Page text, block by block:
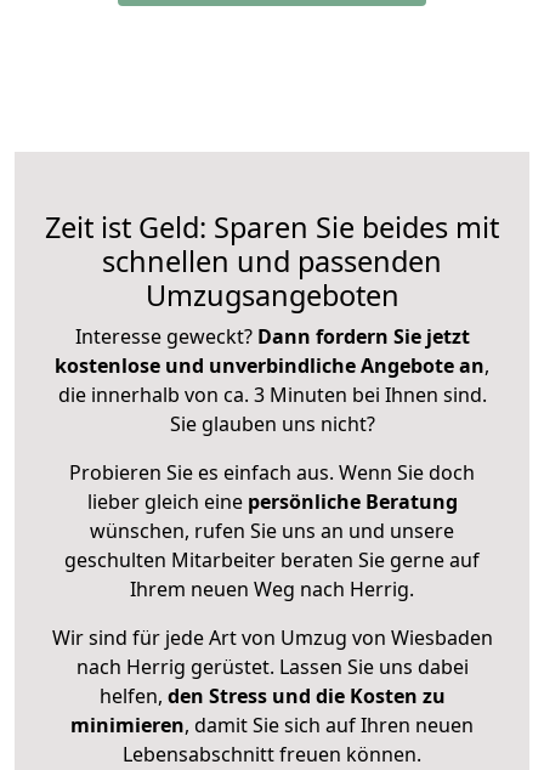
Zeit ist Geld: Sparen Sie beides mit
schnellen und passenden
Umzugsangeboten
Interesse geweckt? Dann fordern Sie jetzt
kostenlose und unverbindliche Angebote an,
die innerhalb von ca. 3 Minuten bei Ihnen sind.
Sie glauben uns nicht?
Probieren Sie es einfach aus. Wenn Sie doch
lieber gleich eine persönliche Beratung
wünschen, rufen Sie uns an und unsere
geschulten Mitarbeiter beraten Sie gerne auf
Ihrem neuen Weg nach Herrig.
Wir sind für jede Art von Umzug von Wiesbaden
nach Herrig gerüstet. Lassen Sie uns dabei
helfen, den Stress und die Kosten zu
minimieren, damit Sie sich auf Ihren neuen
Lebensabschnitt freuen können.